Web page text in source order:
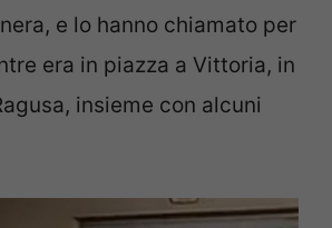
e lo hanno chiamato per
era in piazza a Vittoria, in
insieme con alcuni